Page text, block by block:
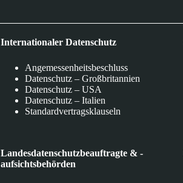
Internationaler Datenschutz
Angemessenheitsbeschluss
Datenschutz – Großbritannien
Datenschutz – USA
Datenschutz – Italien
Standardvertragsklauseln
Landesdatenschutzbeauftragte & -
aufsichtsbehörden